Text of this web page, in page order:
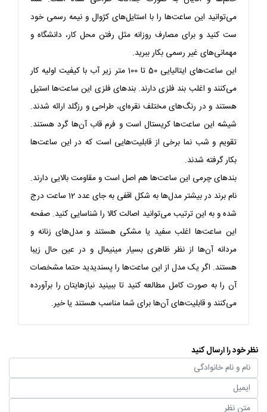
می‌توانید این ساعت‌ها را با استایل‌های کژوال و نیمه رسمی خود
ست کنید و برای مصارف روزانه مثل رفتن محل کار، دانشگاه و
مهمانی‌های غیر رسمی بکار ببرید.
این ساعت‌های ایتالیایی 50 تا 100 متر زیر آب با کیفیت اولیه کار
می‌کنند و اغلب بند فلزی دارند. بندهای فلزی این ساعت‌ها استیل
هستند و در رنگ‌های مختلف نقره‌ای، طراحی و رزگلد ارائه شدند.
شیشه این ساعت‌ها کریستال است و فرم قاب آن‌ها گرد هستند.
تقویم و شب نما برخی از قابلیت‌هایی است که در این ساعت‌ها
بکار گرفته شدند.
بندهای چرمی این ساعت‌ها هم اصل است و مقاومت بالایی دارند.
نام برند در بیشتر مدل‌ها به شکل اقفی به جای عدد 12 ساعت درج
شده و به این ترتیب می‌توانید اصالت کالا را شناسایی کنید. صفحه
این ساعت‌ها اغلب سفید یا مشکی هستند و مدل‌های زنانه و
مردانه آن‌ها از نظر ظاهری بسیار مینیمال و در عین حال زیبا
هستند. اگر یک مدل از این ساعت‌ها را پسندیدید حتما مشخصات
آن را به صورت کامل مطالعه کنید تا ببینید نیازهایتان را برآورده
می‌کنند و قابلیت‌های آن‌ها برای شما مناسب هستند یا خیر.
نظر خود را ارسال کنید